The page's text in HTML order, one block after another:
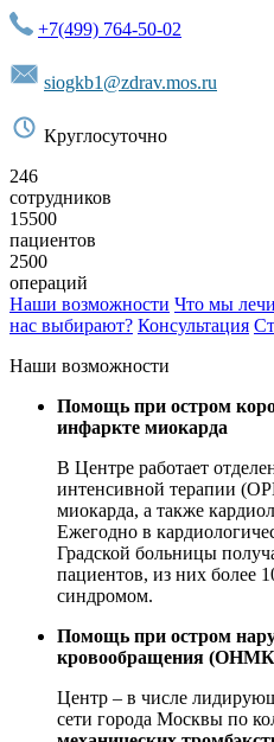
+7(499) 764-50-02
siogkb1@zdrav.mos.ru
Круглосуточно
246
сотрудников
15500
пациентов
2500
операций
Наши возможности Что мы
нас выбирают? Консультация
Наши возможности
Помощь при остром
инфаркте миокарда
В Центре работает
интенсивной терапии
миокарда, а также
Ежегодно в
Градской больницы
пациентов, из них более
синдромом.
Помощь при остром
кровообращения
Центр – в числе
сети города Москвы по